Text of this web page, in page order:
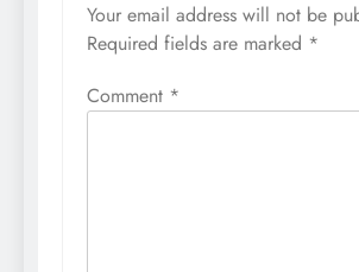
Your email address will not be
Required fields are marked *
Comment *